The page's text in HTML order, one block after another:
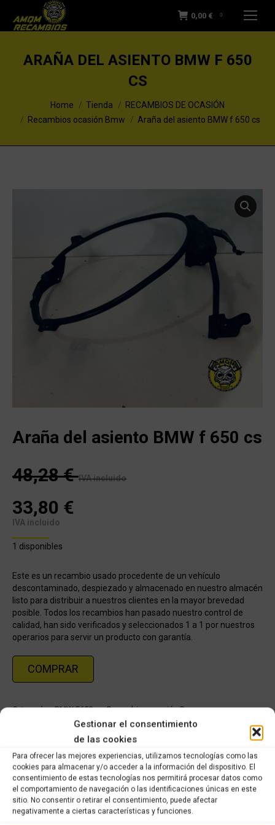
Gestionar el consentimiento
de las cookies
Para ofrecer las mejores experiencias, utilizamos tecnologías como las
cookies para almacenar y/o acceder a la información del dispositivo. El
consentimiento de estas tecnologías nos permitirá procesar datos como
el comportamiento de navegación o las identificaciones únicas en este
sitio. No consentir o retirar el consentimiento, puede afectar
negativamente a ciertas características y funciones.
0,00 € 0
ARAÑA DEL ASIENTO BMW F 650
CS
You are here:Home Tienda
RECAMBIOS DE OCASIÓN
Recambios ocasión Bmw
Araña del asiento BMW f 650 cs
Araña del asiento BMW f 650 cs
48,28€ IVA incluido
33,80 €
IVA incluido
1 disponibles
Este es un recambio usado procedente de un vehículo
descontaminado, despiezado y almacenado en nuestro almacén
listo para distribuir a nuestros clientes en la mayor brevedad
posible. Todos los recambios han pasado nuestro control de
calidad, han sido verificados y seleccionados 1 a 1 por nuestros
operarios para servir un producto con garantía.
COMPRAR
Categorías:BMW F650 cs,Recambios ocasión Bmw
Share this product
Share
on
X
Share
on
Facebook
Share
on
Pinterest
Share
on
LinkedIn